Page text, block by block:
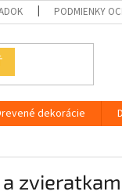
PODMIENKY
dekorácie